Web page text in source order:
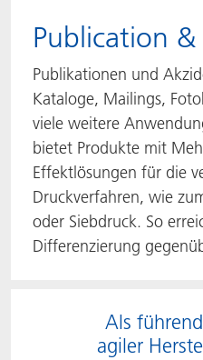
Publication
Publikationen und
Kataloge, Mailings,
viele weitere
bietet Produkte mit
Effektlösungen für die
Druckverfahren, wie
oder Siebdruck. So
Differenzierung
Als
agiler